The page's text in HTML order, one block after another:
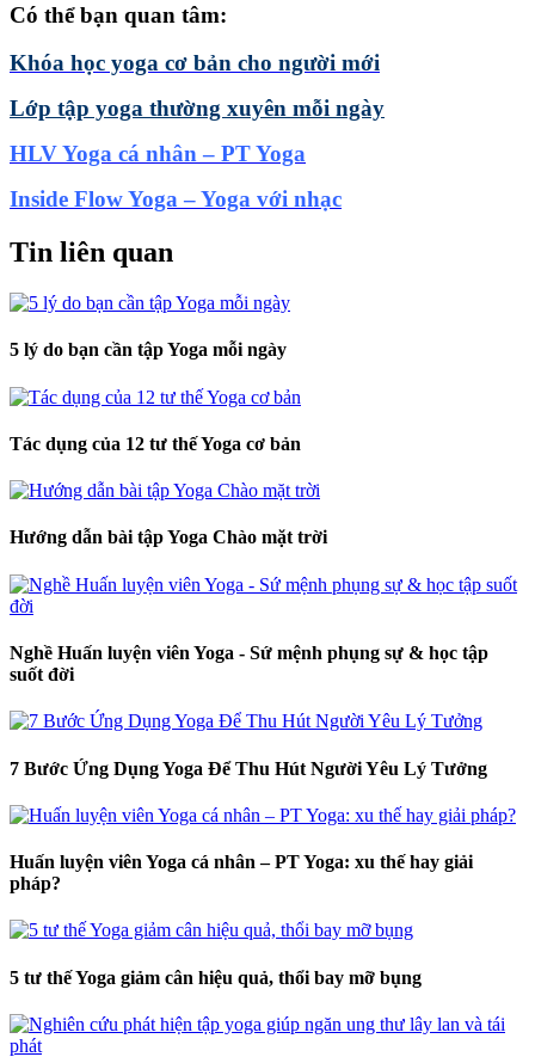
Có thể bạn quan tâm:
Khóa học yoga cơ bản cho người mới
Lớp tập yoga thường xuyên mỗi ngày
HLV Yoga cá nhân – PT Yoga
Inside Flow Yoga – Yoga với nhạc
Tin liên quan
5 lý do bạn cần tập Yoga mỗi ngày
Tác dụng của 12 tư thế Yoga cơ bản
Hướng dẫn bài tập Yoga Chào mặt trời
Nghề Huấn luyện viên Yoga - Sứ mệnh phụng sự & học tập
suốt đời
7 Bước Ứng Dụng Yoga Để Thu Hút Người Yêu Lý Tưởng
Huấn luyện viên Yoga cá nhân – PT Yoga: xu thế hay giải
pháp?
5 tư thế Yoga giảm cân hiệu quả, thổi bay mỡ bụng